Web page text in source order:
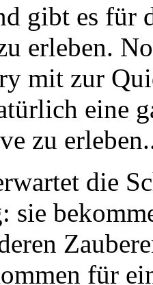
gibt es für
erleben.
mit zur
eine
zu
die
sie
für